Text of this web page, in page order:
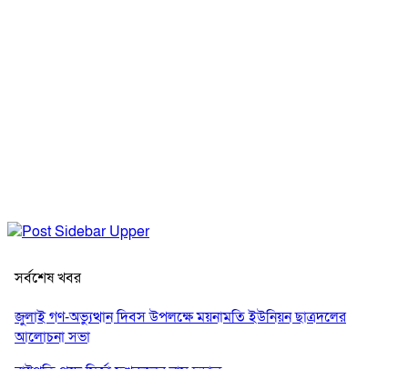
সর্বশেষ খবর
জুলাই গণ-অভ্যুত্থান দিবস উপলক্ষে ময়নামতি ইউনিয়ন ছাত্রদলের
আলোচনা সভা